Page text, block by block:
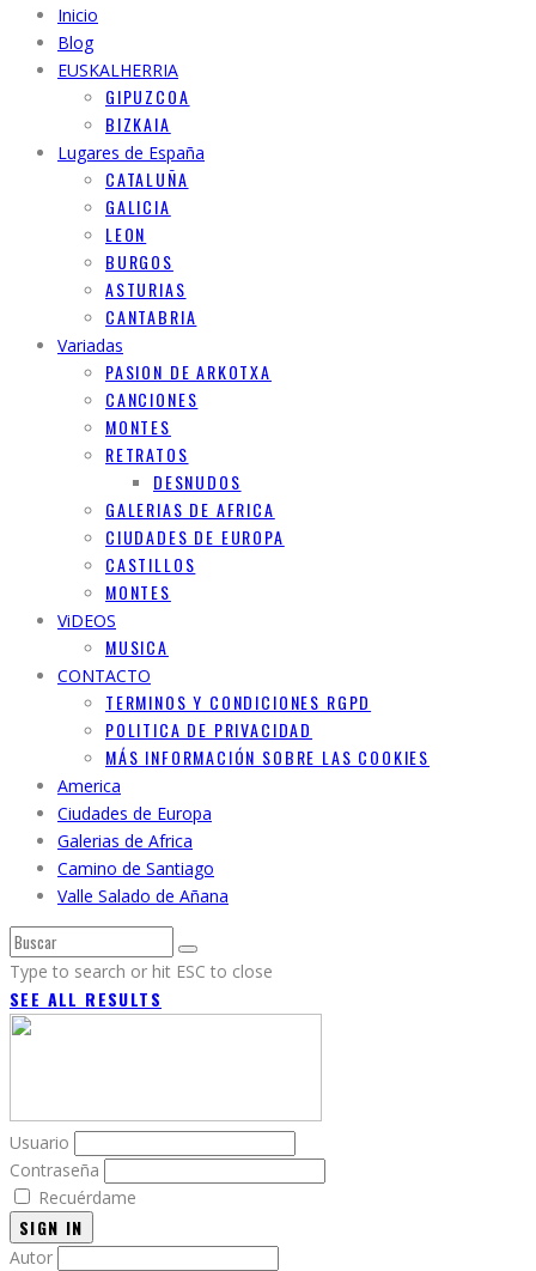
Inicio
Blog
EUSKALHERRIA
GIPUZCOA
BIZKAIA
Lugares de España
CATALUÑA
GALICIA
LEON
BURGOS
ASTURIAS
CANTABRIA
Variadas
PASION DE ARKOTXA
CANCIONES
MONTES
RETRATOS
DESNUDOS
GALERIAS DE AFRICA
CIUDADES DE EUROPA
CASTILLOS
MONTES
ViDEOS
MUSICA
CONTACTO
TERMINOS Y CONDICIONES RGPD
POLITICA DE PRIVACIDAD
MÁS INFORMACIÓN SOBRE LAS COOKIES
America
Ciudades de Europa
Galerias de Africa
Camino de Santiago
Valle Salado de Añana
Type to search or hit ESC to close
SEE ALL RESULTS
Usuario
Contraseña
Recuérdame
SIGN IN
Autor